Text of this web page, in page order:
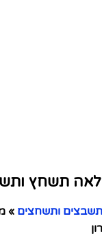
תשחץ
תשבצים ותשחצים »